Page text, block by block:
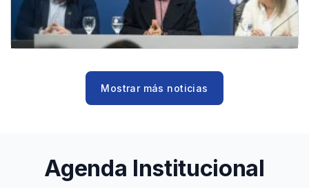
Mostrar más noticias
Agenda Institucional